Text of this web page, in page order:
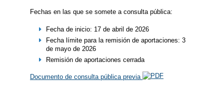
Fechas en las que se somete a consulta pública:
Fecha de inicio: 17 de abril de 2026
Fecha límite para la remisión de aportaciones: 3
de mayo de 2026
Remisión de aportaciones cerrada
Documento de consulta pública previa